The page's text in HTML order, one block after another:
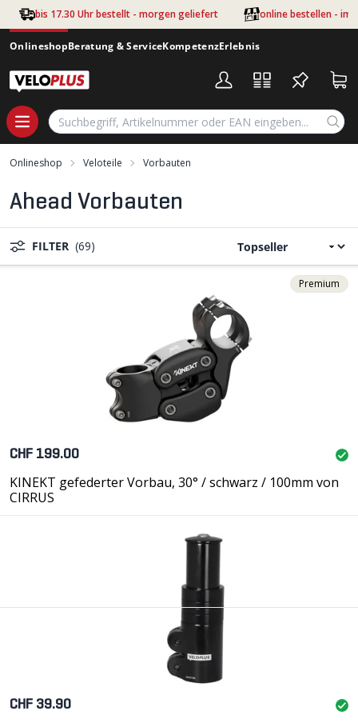
Zum Hauptinhalt springen
bis 17.30 Uhr bestellt - morgen geliefert online bestellen - im
OnlineshopBeratung & ServiceKompetenzErlebnis
Onlineshop Veloteile Vorbauten
Ahead Vorbauten
FILTER (69)
Premium
CHF 199.00
KINEKT gefederter Vorbau, 30° / schwarz / 100mm von
CIRRUS
CHF 39.90